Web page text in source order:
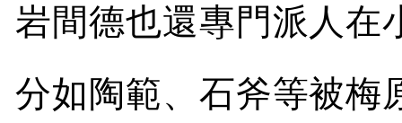
岩間德也還專門派人在
分如陶範、石斧等被梅